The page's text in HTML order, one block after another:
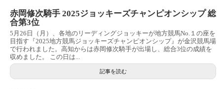
赤岡修次騎手 2025ジョッキーズチャンピオンシップ 総
合第3位
5月26日（月）、各地のリーディングジョッキーが地方競馬No.１の座を
目指す『2025地方競馬ジョッキーズチャンピオンシップ』が金沢競馬場
で行われました。高知からは赤岡修次騎手が出場し、総合3位の成績を
収めました。 この日は...
記事を読む